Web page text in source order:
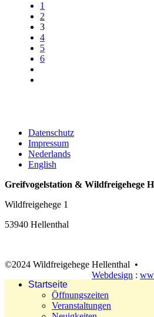
1
2
3
4
5
6
Datenschutz
Impressum
Nederlands
English
Greifvogelstation & Wildfreigehege
Wildfreigehege 1
53940 Hellenthal
©2024 Wildfreigehege Hellenthal •
Webdesign :
Startseite
Öffnungszeiten
Veranstaltungen